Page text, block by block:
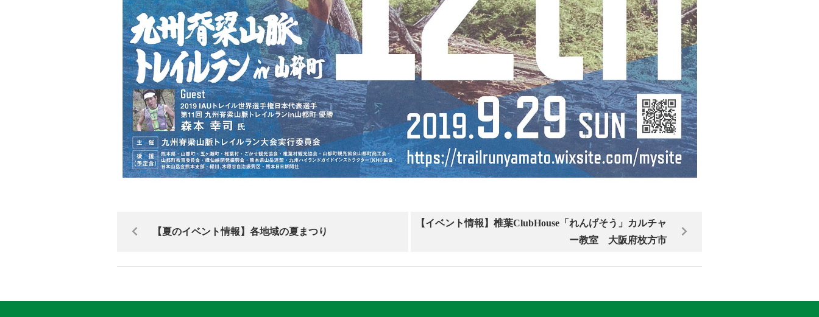
【夏のイベント情報】各地域の夏まつり
【イベント情報】椎葉ClubHouse「れんげそう」カルチャ
ー教室 大阪府枚方市